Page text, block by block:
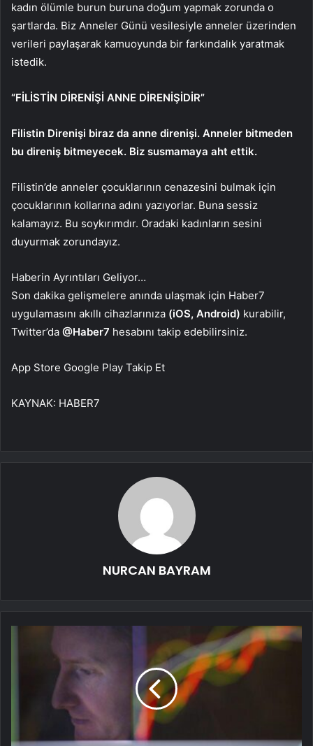
kadın ölümle burun buruna doğum yapmak zorunda o
şartlarda. Biz Anneler Günü vesilesiyle anneler üzerinden
verileri paylaşarak kamuoyunda bir farkındalık yaratmak
istedik.
“FİLİSTİN DİRENİŞİ ANNE DİRENİŞİDİR”
Filistin Direnişi biraz da anne direnişi. Anneler bitmeden
bu direniş bitmeyecek. Biz susmamaya aht ettik.
Filistin’de anneler çocuklarının cenazesini bulmak için
çocuklarının kollarına adını yazıyorlar. Buna sessiz
kalamayız. Bu soykırımdır. Oradaki kadınların sesini
duyurmak zorundayız.
Haberin Ayrıntıları Geliyor…
Son dakika gelişmelere anında ulaşmak için Haber7
uygulamasını akıllı cihazlarınıza (iOS, Android) kurabilir,
Twitter’da @Haber7 hesabını takip edebilirsiniz.
App Store Google Play Takip Et
KAYNAK: HABER7
NURCAN BAYRAM